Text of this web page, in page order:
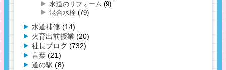
水道のリフォーム (9)
混合水栓 (79)
水道補修 (14)
火育出前授業 (20)
社長ブログ (732)
言葉 (21)
道の駅 (8)